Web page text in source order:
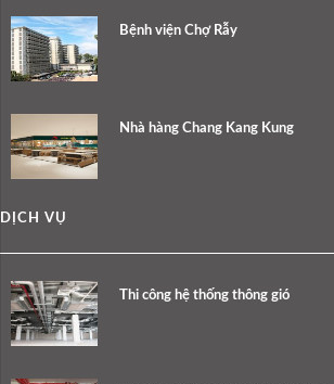
Bệnh viện Chợ Rẫy
Nhà hàng Chang Kang Kung
DỊCH VỤ
Thi công hệ thống thông gió